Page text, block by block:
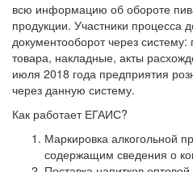
всю информацию об обороте
продукции. Участники процесса
документооборот через
товара, накладные, акты
июля 2018 года предприятия
через данную систему.
Как работает ЕГАИС?
Маркировка алкогольной
содержащим сведения о